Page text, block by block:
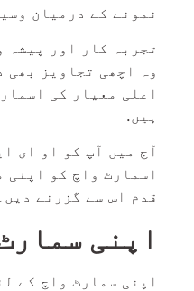
نمونے کے درمیان
تجربہ کار اور پیشہ
وہ اچھی تجاویز بھی
اعلی معیار کی
ہیں.
آج میں آپ کو او ای
قدم اس سے گزرنے
اپنی
اپنی سمارٹ واچ کے